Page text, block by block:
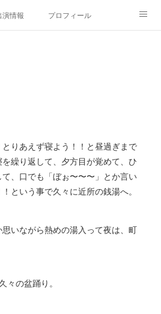
演情報 プロフィール
りあえず寝よう！！と昼過ぎまで
繰り返して、夕方目が覚めて、ひ
、口でも「ぼぉ〜〜〜」とか言い
という事で久々に近所の銭湯へ。
いながら熱めの湯入って夜は、町
の盆踊り。